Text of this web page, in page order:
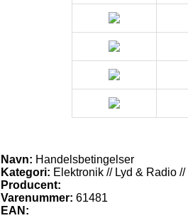
Navn: Handelsbetingelser
Kategori: Elektronik // Lyd & Radio
Producent:
Varenummer: 61481
EAN: